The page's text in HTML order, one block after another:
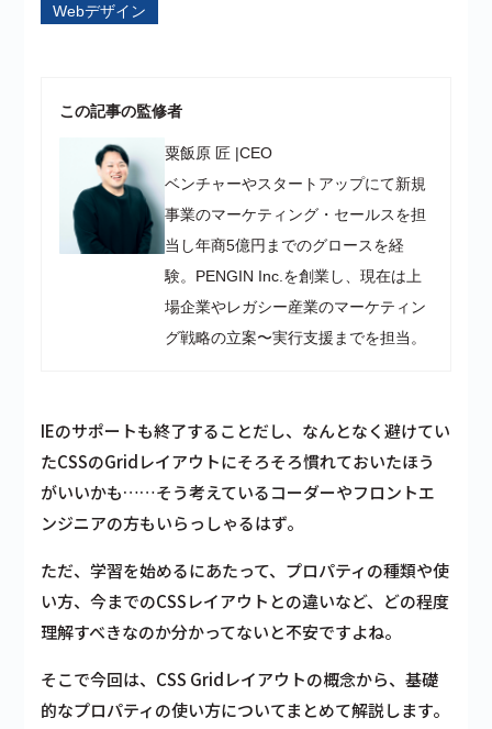
Webデザイン
この記事の監修者
粟飯原 匠 |CEO
ベンチャーやスタートアップにて新規
事業のマーケティング・セールスを担
当し年商5億円までのグロースを経
験。PENGIN Inc.を創業し、現在は上
場企業やレガシー産業のマーケティン
グ戦略の立案〜実行支援までを担当。
IEのサポートも終了することだし、なんとなく避けてい
たCSSのGridレイアウトにそろそろ慣れておいたほう
がいいかも……そう考えているコーダーやフロントエ
ンジニアの方もいらっしゃるはず。
ただ、学習を始めるにあたって、プロパティの種類や使
い方、今までのCSSレイアウトとの違いなど、どの程度
理解すべきなのか分かってないと不安ですよね。
そこで今回は、CSS Gridレイアウトの概念から、基礎
的なプロパティの使い方についてまとめて解説します。